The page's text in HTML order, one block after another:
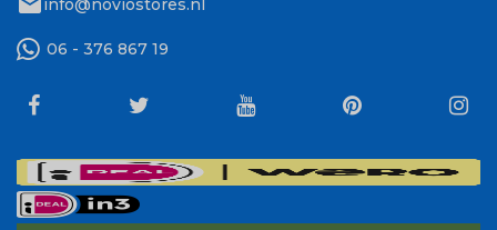
info@noviostores.nl
06 - 376 867 19